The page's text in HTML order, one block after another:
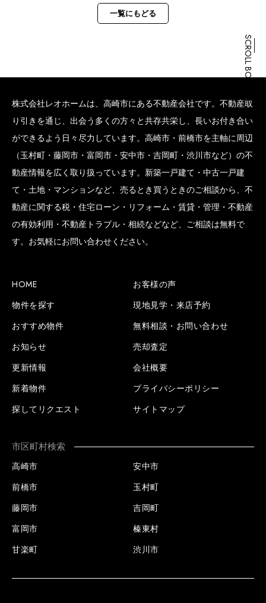
一覧にもどる
株式会社レオホームは、高崎市にある不動産会社です。不動産取
り引きを通じ、出会う多くの方々と共存共栄し、長いお付き合い
ができるよう日々尽力しています。高崎市・前橋市を主軸に周辺
（玉村町・藤岡市・富岡市・安中市・吉岡町・渋川市など）の不
動産情報を広く取り扱っています。新築一戸建て・中古一戸建
て・土地・マンションなど、売るとき買うときのご相談から、不
動産に関する税・住宅ローン・リフォーム・賃貸・管理・不動産
の有効利用・不動産トラブル・相続などなど、ご相談は無料で
す。お気軽にお問い合わせください。
HOME
物件を探す
おすすめ物件
お知らせ
更新情報
新着物件
探してリクエスト
お客様の声
現地見学・来店予約
無料相談・お問い合わせ
売却査定
会社概要
プライバシーポリシー
サイトマップ
市区町村検索
高崎市
前橋市
藤岡市
富岡市
甘楽町
安中市
玉村町
吉岡町
榛東村
渋川市
SCROLL BOTTOM